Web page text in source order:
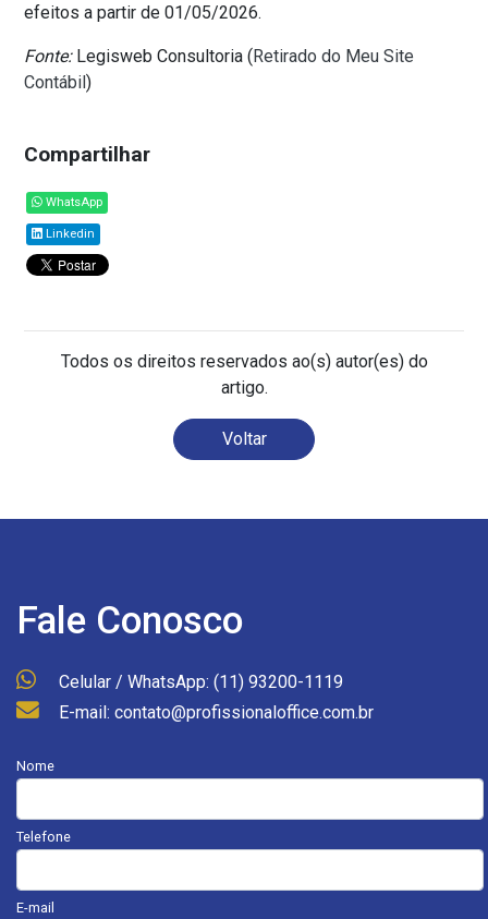
efeitos a partir de 01/05/2026.
Fonte:Legisweb Consultoria (Retirado do Meu Site
Contábil)
Compartilhar
WhatsApp
Linkedin
Todos os direitos reservados ao(s) autor(es) do
artigo.
Voltar
Fale Conosco
Celular / WhatsApp: (11) 93200-1119
E-mail: contato@profissionaloffice.com.br
Nome
Telefone
E-mail